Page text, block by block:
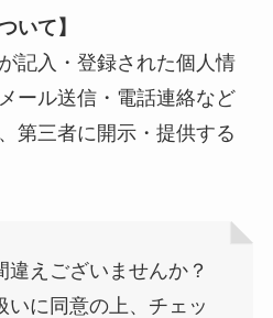
いて】
記入・登録された個人情
ール送信・電話連絡など
第三者に開示・提供する
違えございませんか？
いに同意の上、チェッ